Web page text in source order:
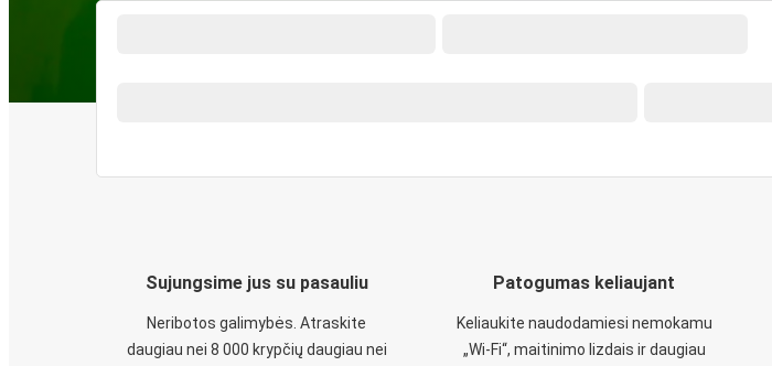
Sujungsime jus su pasauliu
Neribotos galimybės. Atraskite
daugiau nei 8 000 krypčių daugiau nei
Patogumas keliaujant
Keliaukite naudodamiesi nemokamu
„Wi-Fi“, maitinimo lizdais ir daugiau